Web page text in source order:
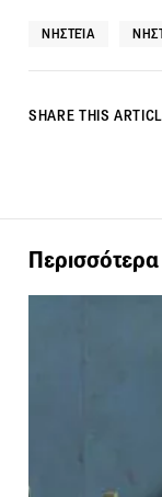
ΝΗΣΤΕΊΑ
SHARE THIS
Περισσότερα